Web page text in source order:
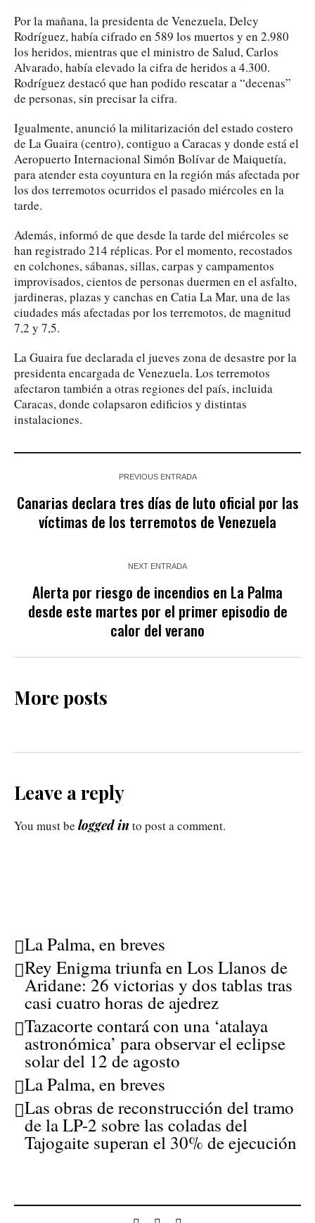
Por la mañana, la presidenta de Venezuela, Delcy
Rodríguez, había cifrado en 589 los muertos y en 2.980
los heridos, mientras que el ministro de Salud, Carlos
Alvarado, había elevado la cifra de heridos a 4.300.
Rodríguez destacó que han podido rescatar a “decenas”
de personas, sin precisar la cifra.
Igualmente, anunció la militarización del estado costero
de La Guaira (centro), contiguo a Caracas y donde está el
Aeropuerto Internacional Simón Bolívar de Maiquetía,
para atender esta coyuntura en la región más afectada por
los dos terremotos ocurridos el pasado miércoles en la
tarde.
Además, informó de que desde la tarde del miércoles se
han registrado 214 réplicas. Por el momento, recostados
en colchones, sábanas, sillas, carpas y campamentos
improvisados, cientos de personas duermen en el asfalto,
jardineras, plazas y canchas en Catia La Mar, una de las
ciudades más afectadas por los terremotos, de magnitud
7,2 y 7,5.
La Guaira fue declarada el jueves zona de desastre por la
presidenta encargada de Venezuela. Los terremotos
afectaron también a otras regiones del país, incluida
Caracas, donde colapsaron edificios y distintas
instalaciones.
PREVIOUS ENTRADA
Canarias declara tres días de luto oficial por las
víctimas de los terremotos de Venezuela
NEXT ENTRADA
Alerta por riesgo de incendios en La Palma
desde este martes por el primer episodio de
calor del verano
More posts
Leave a reply
You must be logged in to post a comment.
La Palma, en breves
Rey Enigma triunfa en Los Llanos de
Aridane: 26 victorias y dos tablas tras
casi cuatro horas de ajedrez
Tazacorte contará con una ‘atalaya
astronómica’ para observar el eclipse
solar del 12 de agosto
La Palma, en breves
Las obras de reconstrucción del tramo
de la LP-2 sobre las coladas del
Tajogaite superan el 30% de ejecución